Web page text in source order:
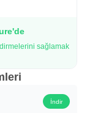
sağlamak
İndir